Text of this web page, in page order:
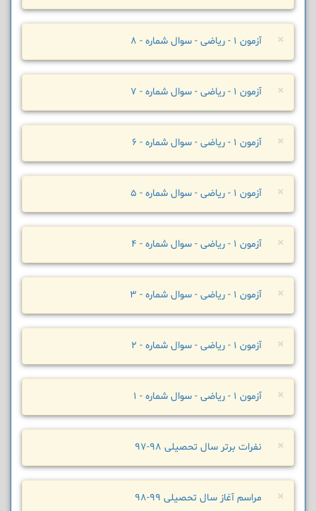
× آزمون 1 - ریاضی - سوال شماره - 8
× آزمون 1 - ریاضی - سوال شماره - 7
× آزمون 1 - ریاضی - سوال شماره - 6
× آزمون 1 - ریاضی - سوال شماره - 5
× آزمون 1 - ریاضی - سوال شماره - 4
× آزمون 1 - ریاضی - سوال شماره - 3
× آزمون 1 - ریاضی - سوال شماره - 2
× آزمون 1 - ریاضی - سوال شماره - 1
× نفرات برتر سال تحصیلی 98-97
× مراسم آغاز سال تحصیلی 99-98